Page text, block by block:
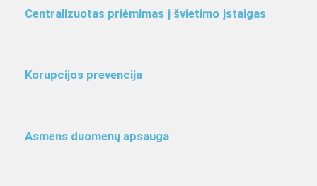
Centralizuotas priėmimas į švietimo įstaigas
Korupcijos prevencija
Asmens duomenų apsauga